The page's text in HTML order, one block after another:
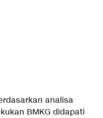
analisa
BMKG didapati